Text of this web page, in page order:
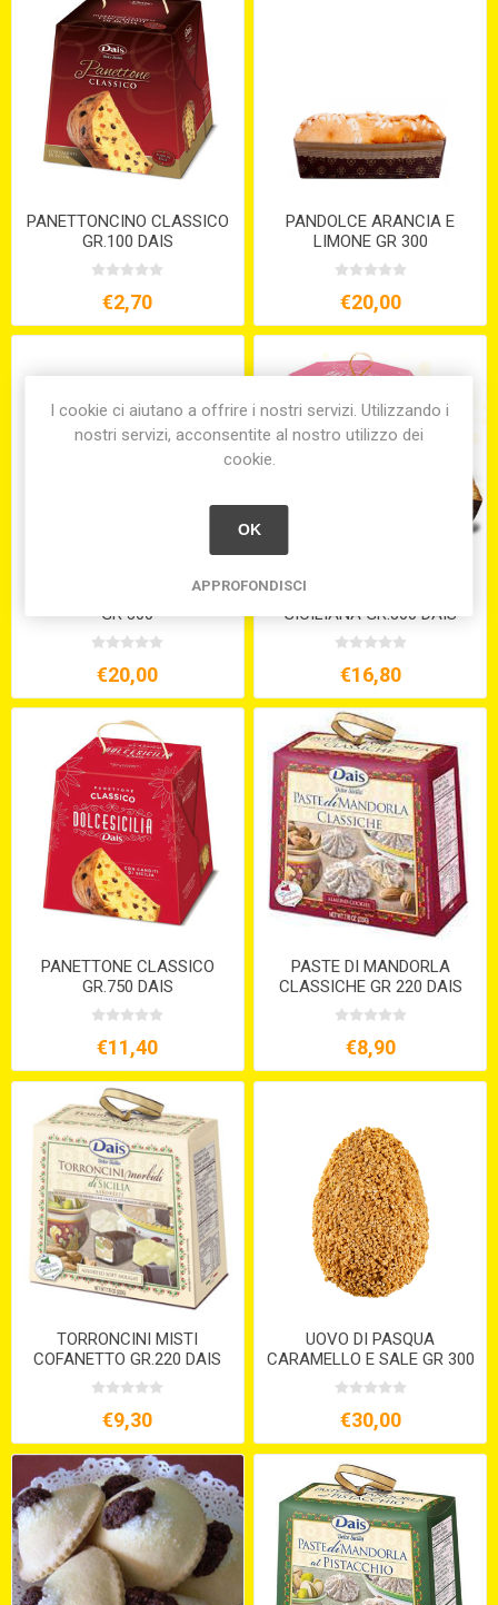
PANETTONCINO CLASSICO
GR.100 DAIS
€2,70
PANDOLCE ARANCIA E
LIMONE GR 300
€20,00
PANDOLCE AL PISTACCHIO
GR 300
€20,00
PANETTONE CASSATA
SICILIANA GR.800 DAIS
€16,80
PANETTONE CLASSICO
GR.750 DAIS
€11,40
PASTE DI MANDORLA
CLASSICHE GR 220 DAIS
€8,90
TORRONCINI MISTI
COFANETTO GR.220 DAIS
€9,30
UOVO DI PASQUA
CARAMELLO E SALE GR 300
€30,00
I cookie ci aiutano a offrire i nostri servizi. Utilizzando i
nostri servizi, acconsentite al nostro utilizzo dei
cookie.
OK
APPROFONDISCI